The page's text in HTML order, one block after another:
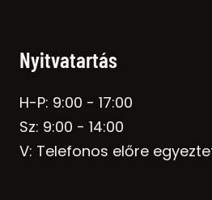
Nyitvatartás
H-P: 9:00 - 17:00
Sz: 9:00 - 14:00
V: Telefonos előre